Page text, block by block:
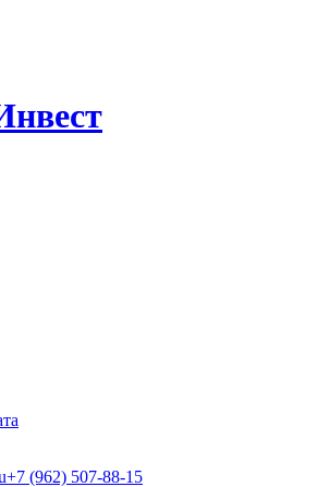
+7 (962) 507-88-15